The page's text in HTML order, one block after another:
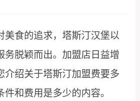
食的追求，塔斯汀汉堡以
务脱颖而出。加盟店日益增
介绍关于塔斯汀加盟费要多
和费用是多少的内容。